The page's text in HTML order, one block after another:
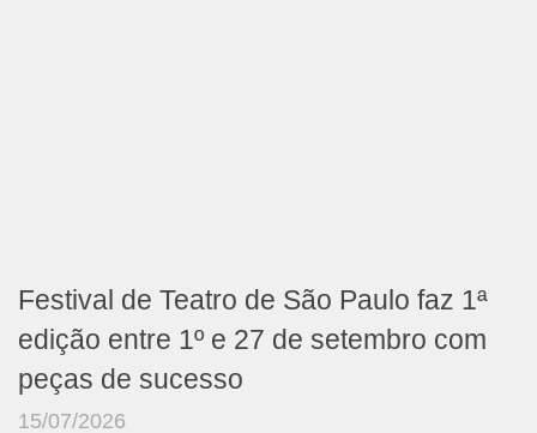
Festival de Teatro de São Paulo faz 1ª
edição entre 1º e 27 de setembro com
peças de sucesso
15/07/2026